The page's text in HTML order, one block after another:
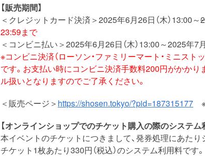
【販売期間】
＜クレジットカード決済＞2025年6月26日（木）13:00～
23:59まで
＜コンビニ払い＞2025年6月26日（木）13:00～2025年7
※コンビニ決済（ローソン・ファミリーマート・ミニス
です。お支払い時にコンビニ決済手数料200円がかか
ル扱いとなりますのでご了承ください。
＜販売ページ＞ https://shosen.tokyo/?pid=187315177
【オンラインショップでのチケット購入の際のシステム
本イベントのチケットにつきまして、発券処理にあた
チケット1枚あたり330円（税込）のシステム利用料です。